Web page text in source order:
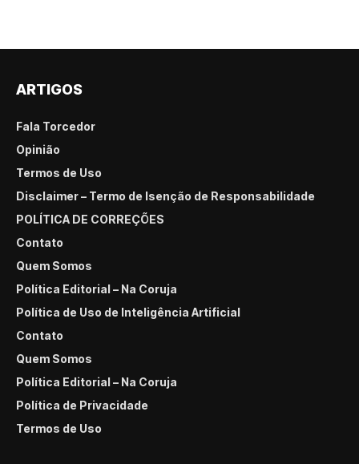
ARTIGOS
Fala Torcedor
Opinião
Termos de Uso
Disclaimer – Termo de Isenção de Responsabilidade
POLÍTICA DE CORREÇÕES
Contato
Quem Somos
Política Editorial – Na Coruja
Política de Uso de Inteligência Artificial
Contato
Quem Somos
Política Editorial – Na Coruja
Política de Privacidade
Termos de Uso